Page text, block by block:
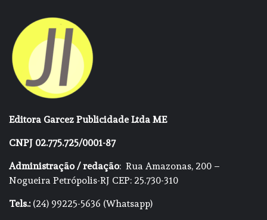
Editora Garcez Publicidade Ltda ME
CNPJ 02.775.725/0001-87
Administração / redação: Rua Amazonas, 200 –
Nogueira Petrópolis-RJ CEP: 25.730-310
Tels.:(24) 99225-5636 (Whatsapp)